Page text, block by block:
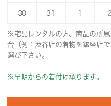
30 31 2
※宅配レンタルの方、商品の所
合（例：渋谷店の着物を銀座店
選び下さい。
※早朝からの着付け承ります。